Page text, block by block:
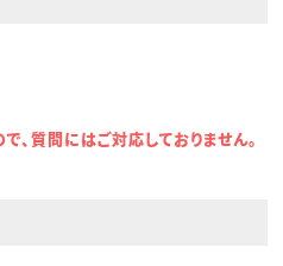
質問にはご対応しておりません。